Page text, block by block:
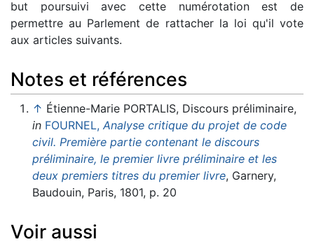
but poursuivi avec cette numérotation est de
permettre au Parlement de rattacher la loi qu'il vote
aux articles suivants.
Notes et références
↑ Étienne-Marie PORTALIS, Discours préliminaire,
in FOURNEL, Analyse critique du projet de code
civil. Première partie contenant le discours
préliminaire, le premier livre préliminaire et les
deux premiers titres du premier livre, Garnery,
Baudouin, Paris, 1801, p. 20
Voir aussi